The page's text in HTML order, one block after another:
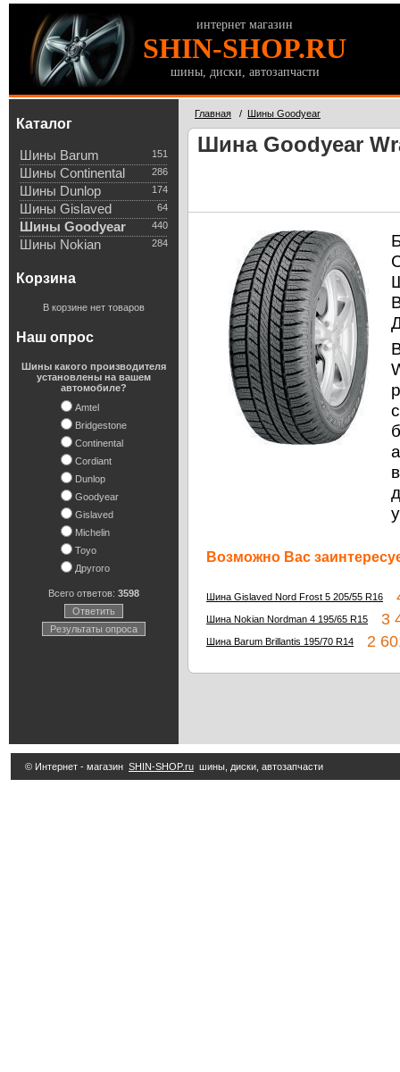
интернет магазин
SHIN-SHOP.RU
шины, диски, автозапчасти
Каталог
151
Шины Barum
286
Шины Continental
174
Шины Dunlop
64
Шины Gislaved
440
Шины Goodyear
284
Шины Nokian
Корзина
В корзине нет товаров
Наш опрос
Шины какого производителя
установлены на вашем
автомобиле?
Amtel
Bridgestone
Continental
Cordiant
Dunlop
Goodyear
Gislaved
Michelin
Toyo
Другого
Всего ответов: 3598
Ответить
Результаты опроса
Главная / Шины Goodyear
Шина Goodyear
Возможно Вас
Шина Gislaved Nord Frost 5 205/55 R16
Шина Nokian Nordman 4 195/65 R15 3
Шина Barum Brillantis 195/70 R14 2
© Интернет - магазин SHIN-SHOP.ru шины, диски, автозапчасти